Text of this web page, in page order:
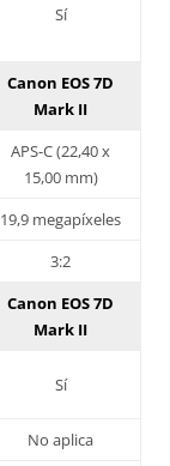
Sí
Canon EOS 7D
Mark II
APS-C (22,40 x
15,00 mm)
19,9 megapíxeles
3:2
Canon EOS 7D
Mark II
Sí
No aplica